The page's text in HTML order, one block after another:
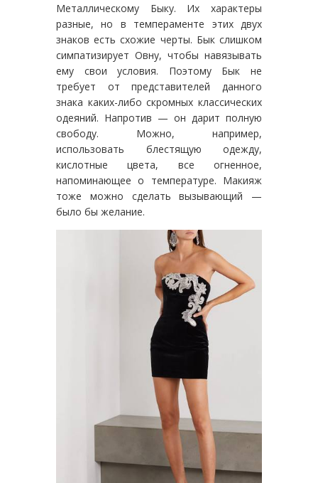
Металлическому Быку. Их характеры
разные, но в темпераменте этих двух
знаков есть схожие черты. Бык слишком
симпатизирует Овну, чтобы навязывать
ему свои условия. Поэтому Бык не
требует от представителей данного
знака каких-либо скромных классических
одеяний. Напротив — он дарит полную
свободу. Можно, например,
использовать блестящую одежду,
кислотные цвета, все огненное,
напоминающее о температуре. Макияж
тоже можно сделать вызывающий —
было бы желание.